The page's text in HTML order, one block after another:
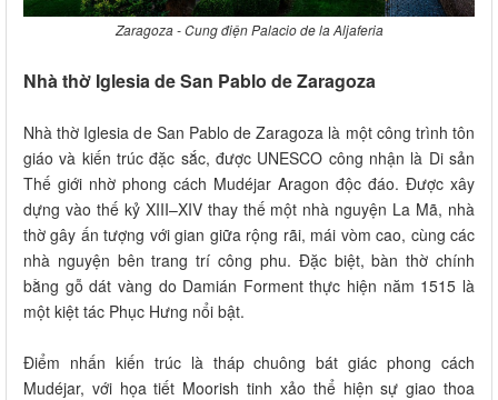
Zaragoza - Cung điện Palacio de la Aljaferia
Nhà thờ Iglesia de San Pablo de Zaragoza
Nhà thờ Iglesia de San Pablo de Zaragoza là một công trình tôn
giáo và kiến trúc đặc sắc, được UNESCO công nhận là Di sản
Thế giới nhờ phong cách Mudéjar Aragon độc đáo. Được xây
dựng vào thế kỷ XIII–XIV thay thế một nhà nguyện La Mã, nhà
thờ gây ấn tượng với gian giữa rộng rãi, mái vòm cao, cùng các
nhà nguyện bên trang trí công phu. Đặc biệt, bàn thờ chính
bằng gỗ dát vàng do Damián Forment thực hiện năm 1515 là
một kiệt tác Phục Hưng nổi bật.
Điểm nhấn kiến trúc là tháp chuông bát giác phong cách
Mudéjar, với họa tiết Moorish tinh xảo thể hiện sự giao thoa